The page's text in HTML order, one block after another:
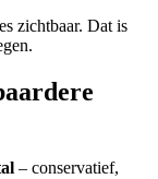
zichtbaar. Dat is
– conservatief,